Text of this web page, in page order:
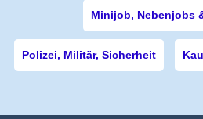
Minijob, Nebenjobs
Polizei, Militär, Sicherheit